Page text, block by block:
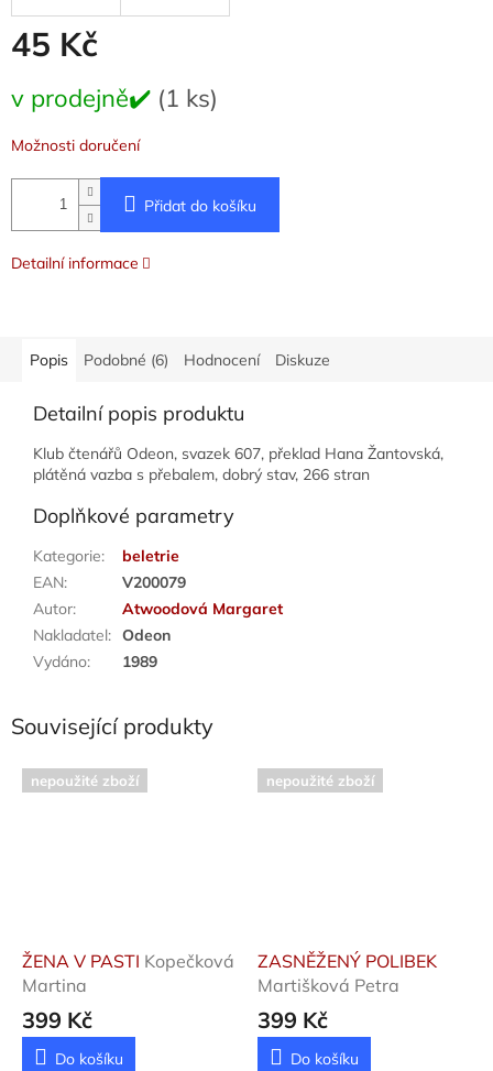
45 Kč
cena:
v prodejně✔️ (1 ks)
Možnosti doručení
Přidat do košíku
Detailní informace
Popis Podobné (6) Hodnocení Diskuze
Detailní popis produktu
Klub čtenářů Odeon, svazek 607, překlad Hana Žantovská,
plátěná vazba s přebalem, dobrý stav, 266 stran
Doplňkové parametry
Kategorie:
beletrie
EAN:
V200079
Autor:
Atwoodová Margaret
Nakladatel: Odeon
Vydáno: 1989
Související produkty
nepoužité zboží
ŽENA V PASTI Kopečková
Martina
399 Kč
Do košíku
nepoužité zboží
ZASNĚŽENÝ POLIBEK
Martišková Petra
399 Kč
Do košíku